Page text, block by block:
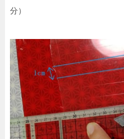
分）